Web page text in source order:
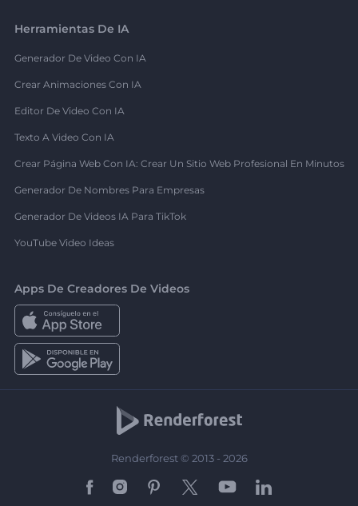
Herramientas De IA
Generador De Video Con IA
Crear Animaciones Con IA
Editor De Video Con IA
Texto A Video Con IA
Crear Página Web Con IA: Crear Un Sitio Web Profesional En Minutos
Generador De Nombres Para Empresas
Generador De Videos IA Para TikTok
YouTube Video Ideas
Apps De Creadores De Videos
Renderforest © 2013 - 2026